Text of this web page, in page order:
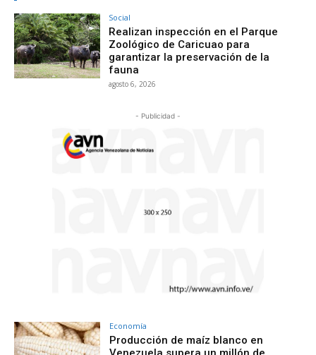
Social
Realizan inspección en el Parque
Zoológico de Caricuao para
garantizar la preservación de la
fauna
agosto 6, 2026
- Publicidad -
Economía
Producción de maíz blanco en